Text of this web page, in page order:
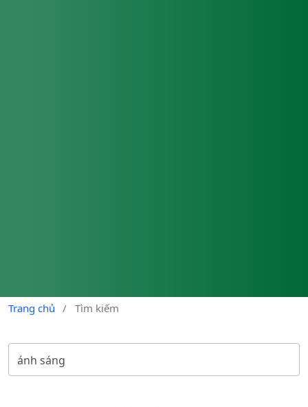
Trang chủ / Tìm kiếm